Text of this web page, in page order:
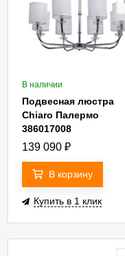
В наличии
Подвесная люстра
Chiaro Палермо
386017008
139 090 ₽
В корзину
Купить в 1 клик